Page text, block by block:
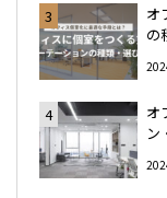
3
オ
の
4
オ
ン